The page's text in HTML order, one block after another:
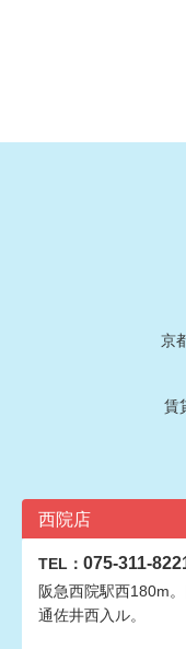
京
賃
西院店
TEL： 075-311-
阪急西院駅西180m
通佐井西入ル。